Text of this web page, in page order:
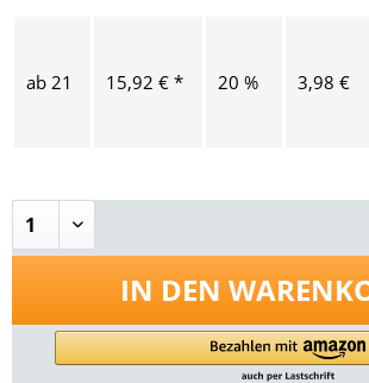
ab 21 15,92 € * 20 % 3,98 €
IN DEN